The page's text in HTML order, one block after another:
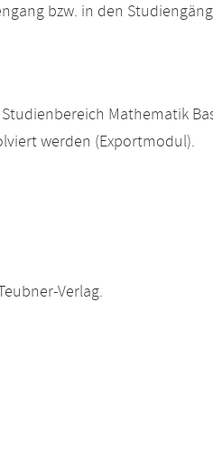
bzw. in den
Mathematik
werden (Exportmodul).
Verlag.